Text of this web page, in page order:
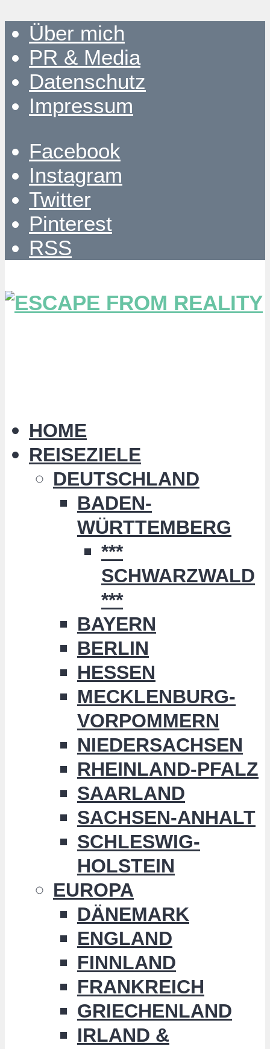
Über mich
PR & Media
Datenschutz
Impressum
Facebook
Instagram
Twitter
Pinterest
RSS
HOME
REISEZIELE
DEUTSCHLAND
BADEN-
WÜRTTEMBERG
***
SCHWARZWALD
***
BAYERN
BERLIN
HESSEN
MECKLENBURG-
VORPOMMERN
NIEDERSACHSEN
RHEINLAND-PFALZ
SAARLAND
SACHSEN-ANHALT
SCHLESWIG-
HOLSTEIN
EUROPA
DÄNEMARK
ENGLAND
FINNLAND
FRANKREICH
GRIECHENLAND
IRLAND &